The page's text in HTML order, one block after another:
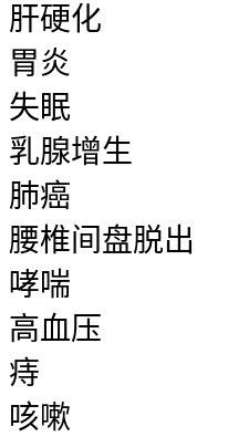
肝硬化
胃炎
失眠
乳腺增生
肺癌
腰椎间盘脱出
哮喘
高血压
痔
咳嗽